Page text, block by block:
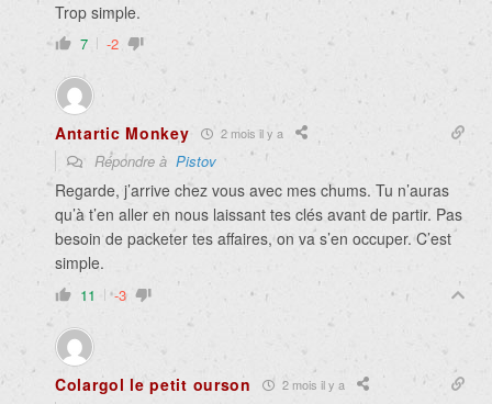
Trop simple.
7 -2
Antartic Monkey 2 mois il y a
Répondre à Pistov
Regarde, j’arrive chez vous avec mes chums. Tu n’auras
qu’à t’en aller en nous laissant tes clés avant de partir. Pas
besoin de packeter tes affaires, on va s’en occuper. C’est
simple.
11 -3
Colargol le petit ourson 2 mois il y a